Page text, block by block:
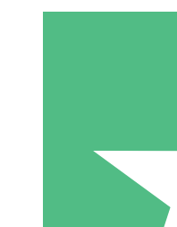
Paquetes de
Paga según el uso con